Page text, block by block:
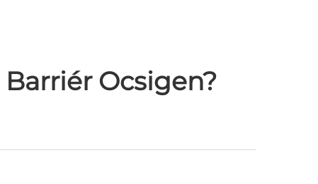
Ocsigen?